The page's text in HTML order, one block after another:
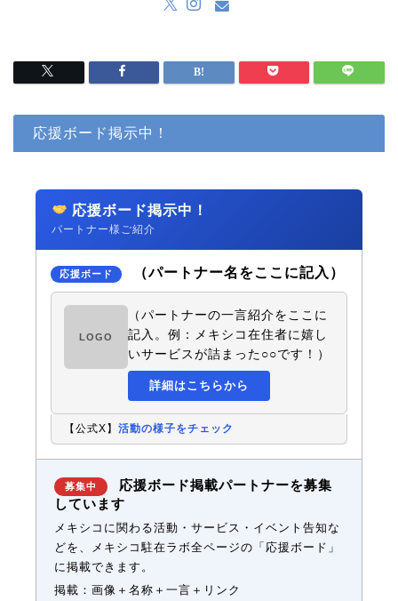
応援ボード掲示中！
応援ボード掲示中！
パートナー様ご紹介
応援ボード （パートナー名をここに記入）
LOGO
（パートナーの一言紹介をここに
記入。例：メキシコ在住者に嬉し
いサービスが詰まった○○です！）
詳細はこちらから
【公式X】 活動の様子をチェック
募集中
応援ボード掲載パートナーを募集
しています
メキシコに関わる活動・サービス・イベント告知な
どを、メキシコ駐在ラボ全ページの「応援ボード」
に掲載できます。
掲載：画像＋名称＋一言＋リンク